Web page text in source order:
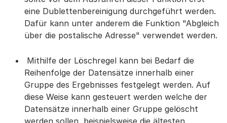
eine Dublettenbereinigung durchgeführt werden.
Dafür kann unter anderem die Funktion "Abgleich
über die postalische Adresse" verwendet werden.
Mithilfe der Löschregel kann bei Bedarf die
Reihenfolge der Datensätze innerhalb einer
Gruppe des Ergebnisses festgelegt werden. Auf
diese Weise kann gesteuert werden welche der
Datensätze innerhalb einer Gruppe gelöscht
werden sollen, beispielsweise die ältesten